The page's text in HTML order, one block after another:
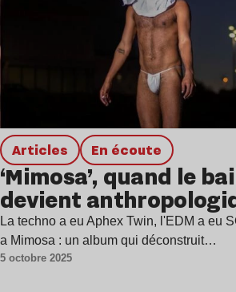
Articles en écoute
‘Mimosa’, quand le
devient
La techno a eu Aphex Twin, l'EDM a eu
a Mimosa : un album qui déconstruit…
5 octobre 2025